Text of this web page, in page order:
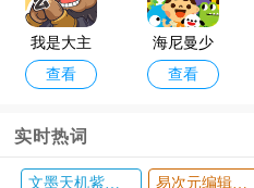
我是大主
公官方正
查看
海尼曼少
儿英语原
查看
实时热词